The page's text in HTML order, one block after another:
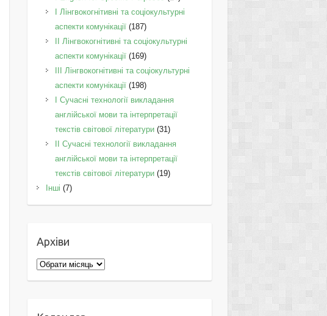
I Лінгвокогнітивні та соціокультурні
аспекти комунікації(187)
IІ Лінгвокогнітивні та соціокультурні
аспекти комунікації(169)
IІI Лінгвокогнітивні та соціокультурні
аспекти комунікації(198)
I Cучасні технології викладання
англійської мови та інтерпретації
текстів світової літератури(31)
II Cучасні технології викладання
англійської мови та інтерпретації
текстів світової літератури(19)
Інші (7)
Архіви
Архіви